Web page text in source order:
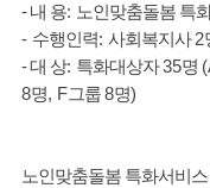
- 내 용: 노인맞춤돌봄 특
- 수행인력: 사회복지사2
- 대 상: 특화대상자35명
8명, F그룹8명)
노인맞춤돌봄 특화서비